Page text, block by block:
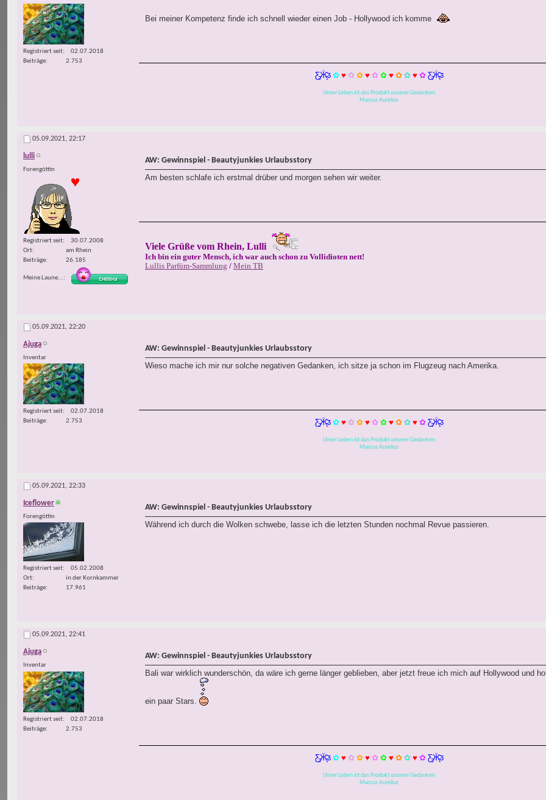
Registriert seit
02.07.2018
Beiträge
2.753
Bei meiner Kompetenz finde ich schnell wieder einen Job - Hollywood ich komme
Ƹ̵̡Ӝ̵̨̄Ʒ ✿ ♥ ✿ ✿ ♥ ✿ ✿ ♥ ✿ ✿ ♥ ✿ Ƹ̵̡Ӝ̵̨̄Ʒ
Unser Leben ist das Produkt unserer Gedanken
Marcus Aurelius
05.09.2021, 22:17
lulli
Forengöttin
Registriert seit
30.07.2008
Ort
am Rhein
Beiträge
26.185
Meine Laune...
AW: Gewinnspiel - Beautyjunkies Urlaubsstory
Am besten schlafe ich erstmal drüber und morgen sehen wir weiter.
Viele Grüße vom Rhein, Lulli
Ich bin ein guter Mensch, ich war auch schon zu Vollidioten nett!
Lullis Parfüm-Sammlung / Mein TB
05.09.2021, 22:20
Ajuga
Inventar
Registriert seit
02.07.2018
Beiträge
2.753
AW: Gewinnspiel - Beautyjunkies Urlaubsstory
Wieso mache ich mir nur solche negativen Gedanken, ich sitze ja schon im Flugzeug nach Amerika.
Ƹ̵̡Ӝ̵̨̄Ʒ ✿ ♥ ✿ ✿ ♥ ✿ ✿ ♥ ✿ ✿ ♥ ✿ Ƹ̵̡Ӝ̵̨̄Ʒ
Unser Leben ist das Produkt unserer Gedanken
Marcus Aurelius
05.09.2021, 22:33
Iceflower
Forengöttin
Registriert seit
05.02.2008
Ort
in der Kornkammer
Beiträge
17.961
AW: Gewinnspiel - Beautyjunkies Urlaubsstory
Während ich durch die Wolken schwebe, lasse ich die letzten Stunden nochmal Revue passieren.
05.09.2021, 22:41
Ajuga
Inventar
Registriert seit
02.07.2018
Beiträge
2.753
AW: Gewinnspiel - Beautyjunkies Urlaubsstory
Bali war wirklich wunderschön, da wäre ich gerne länger geblieben, aber jetzt freue ich mich auf Hollywood und
ein paar Stars.
Ƹ̵̡Ӝ̵̨̄Ʒ ✿ ♥ ✿ ✿ ♥ ✿ ✿ ♥ ✿ ✿ ♥ ✿ Ƹ̵̡Ӝ̵̨̄Ʒ
Unser Leben ist das Produkt unserer Gedanken
Marcus Aurelius